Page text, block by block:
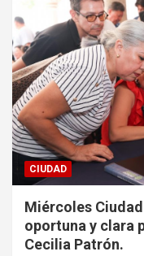
CIUDAD
Miércoles
oportuna y clara
Cecilia Patrón.